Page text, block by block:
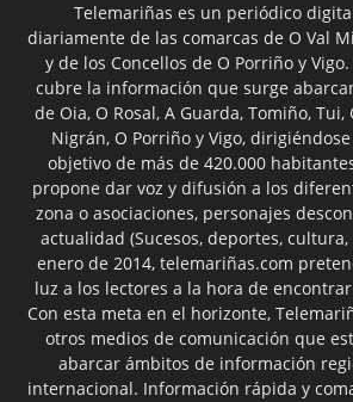
Telemariñas es un periódico
diariamente de las comarcas de O Val
y de los Concellos de O Porriño y
cubre la información que surge
de Oia, O Rosal, A Guarda, Tomiño,
Nigrán, O Porriño y Vigo,
objetivo de más de 420.000
propone dar voz y difusión a los
zona o asociaciones, personajes
actualidad (Sucesos, deportes,
enero de 2014, telemariñas.com
luz a los lectores a la hora de
Con esta meta en el horizonte,
otros medios de comunicación que
abarcar ámbitos de información
internacional. Información rápida y